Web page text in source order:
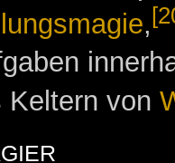
,
Keltern von